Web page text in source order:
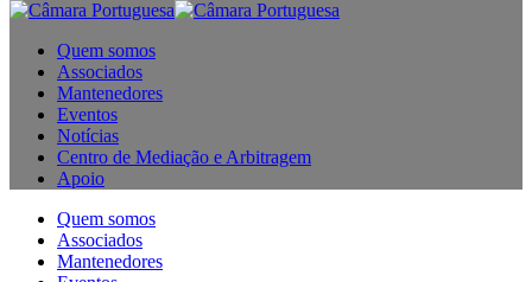
Quem somos
Associados
Mantenedores
Eventos
Notícias
Centro de Mediação e Arbitragem
Apoio
Quem somos
Associados
Mantenedores